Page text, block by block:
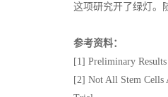
这项研究开了绿灯。
参考资料：
[1] Preliminary
[2] Not All Stem Cells